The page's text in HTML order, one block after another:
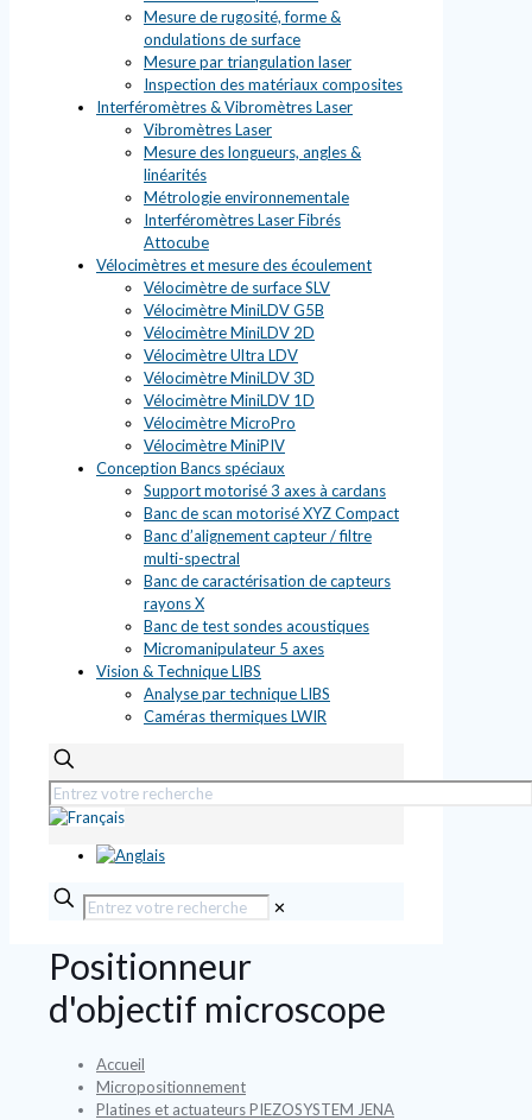
Mesure de rugosité, forme &
ondulations de surface
Mesure par triangulation laser
Inspection des matériaux composites
Interféromètres & Vibromètres Laser
Vibromètres Laser
Mesure des longueurs, angles &
linéarités
Métrologie environnementale
Interféromètres Laser Fibrés
Attocube
Vélocimètres et mesure des écoulement
Vélocimètre de surface SLV
Vélocimètre MiniLDV G5B
Vélocimètre MiniLDV 2D
Vélocimètre Ultra LDV
Vélocimètre MiniLDV 3D
Vélocimètre MiniLDV 1D
Vélocimètre MicroPro
Vélocimètre MiniPIV
Conception Bancs spéciaux
Support motorisé 3 axes à cardans
Banc de scan motorisé XYZ Compact
Banc d’alignement capteur / filtre
multi-spectral
Banc de caractérisation de capteurs
rayons X
Banc de test sondes acoustiques
Micromanipulateur 5 axes
Vision & Technique LIBS
Analyse par technique LIBS
Caméras thermiques LWIR
✕
Positionneur
d'objectif microscope
Accueil
Micropositionnement
Platines et actuateurs PIEZOSYSTEM JENA